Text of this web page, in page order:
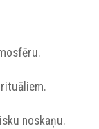
noskaņu.